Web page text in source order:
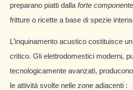
preparano piatti dalla forte
fritture o ricette a base di spezie
L’inquinamento acustico costituisce
critico. Gli elettrodomestici moderni,
tecnologicamente avanzati,
le attività svolte nelle zone adiacenti :